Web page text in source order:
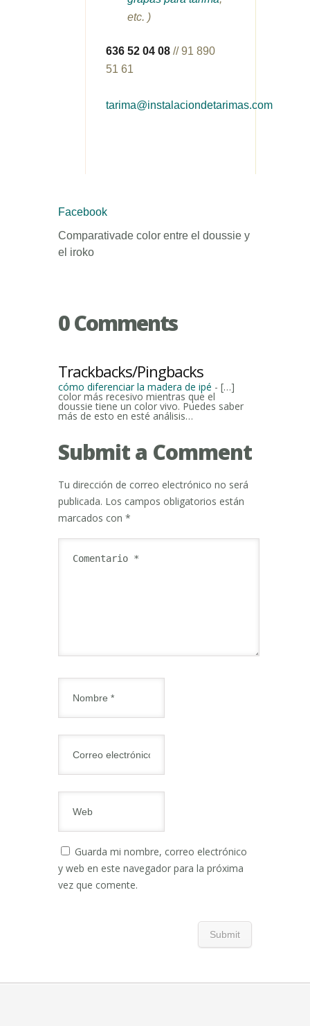
etc. )
636 52 04 08 // 91 890
51 61
tarima@instalaciondetarimas.com
Facebook
Comparativade color entre el doussie y
el iroko
0 Comments
Trackbacks/Pingbacks
cómo diferenciar la madera de ipé - […]
color más recesivo mientras que el
doussie tiene un color vivo. Puedes saber
más de esto en esté análisis…
Submit a Comment
Tu dirección de correo electrónico no será
publicada. Los campos obligatorios están
marcados con *
Guarda mi nombre, correo electrónico
y web en este navegador para la próxima
vez que comente.